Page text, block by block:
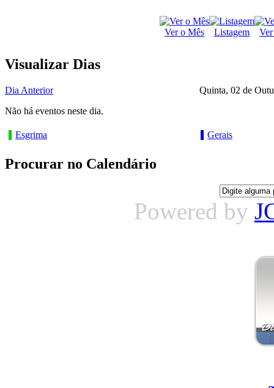
Ver o Mês Listagem
Visualizar Dias
Dia Anterior
Quinta, 02 de
Não há eventos neste dia.
Esgrima Gerais
Procurar no Calendário
Powered by